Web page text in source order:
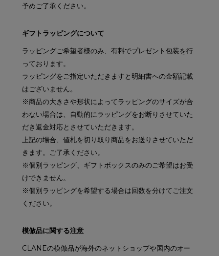
予めご了承ください。
ギフトラッピングについて
ラッピングご希望者様のみ、有料でプレゼント包装を行
っております。
ラッピングをご指定いただきますと明細書への金額記載
はございません。
※商品の大きさや形状によってラッピングのサイズが合
わない場合は、自動的にラッピングをお断りさせていた
だき返金対応とさせていただきます。
上記の場合、値札を切り取り商品をお送りさせていただ
きます。ご了承ください。
※個別ラッピング、ギフトボックスのみのご希望はお受
けできません。
※個別ラッピングを希望する場合は回数を分けてご注文
ください。
模倣品に関する注意
CLANEの模倣品が海外のネットショップや国内のオー